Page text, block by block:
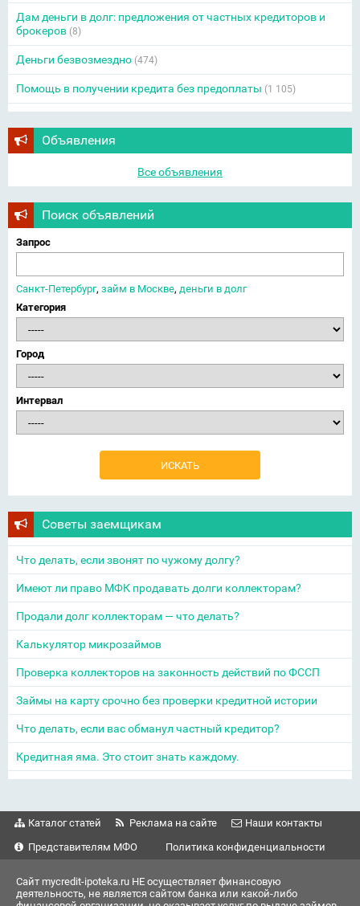
Дам деньги в долг: предложения от частных кредиторов и
брокеров (8)
Деньги безвозмездно (474)
Помощь в получении кредита без предоплаты (1 105)
Объявления
Все объявления
Поиск объявлений
Запрос
Санкт-Петербург, займ в Москве, деньги в долг
Категория
Город
Интервал
Советы заемщикам
Что делать, если звонят по чужому долгу?
Имеют ли право МФК продавать долги коллекторам?
Продали долг коллекторам — что делать?
Калькулятор микрозаймов
Проверка коллекторов на законность действий по ФССП
Займы на карту срочно без проверки кредитной истории
Что делать, если вас обманул частный кредитор?
Кредитная яма. Это стоит знать каждому.
Каталог статей Реклама на сайте
Наши контакты
Представителям МФО
Политика конфиденциальности
Сайт mycredit-ipoteka.ru НЕ осуществляет финансовую
деятельность, не является сайтом банка или какой-либо